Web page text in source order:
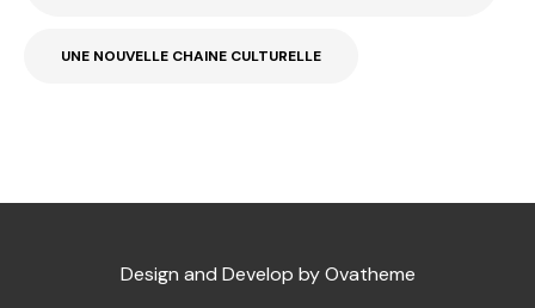
UNE NOUVELLE CHAINE CULTURELLE
Design and Develop by Ovatheme